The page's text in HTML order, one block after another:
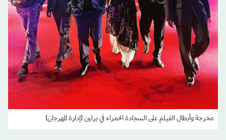
مخرجة وأبطال الفيلم على السجادة الحمراء في برلين (إدارة المهرجان)